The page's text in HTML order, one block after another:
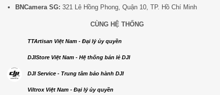
BNCamera SG: 321 Lê Hồng Phong, Quận 10, TP. Hồ Chí Minh
CÙNG HỆ THỐNG
TTArtisan Việt Nam - Đại lý ủy quyền
DJIStore Việt Nam - Hệ thống bán lẻ DJI
DJI Service - Trung tâm bảo hành DJI
Viltrox Việt Nam - Đại lý ủy quyền